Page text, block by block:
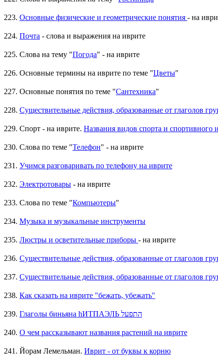
223. Основные физические и геометрические понятия - на
224. Почта - слова и выражения на иврите
225. Слова на тему "Погода" - на иврите
226. Основные термины на иврите по теме "Цветы"
227. Основные понятия по теме "Сантехника"
228.
229. Спорт - на иврите. Названия видов спорта и спортивного
230. Слова по теме "Телефон" - на иврите
231. Учимся разговаривать по телефону на иврите
232. Электротовары - на иврите
233. Слова по теме "Компьютеры"
234. Музыка и музыкальные инструменты
235. Люстры и осветительные приборы - на иврите
236.
237.
238. Как сказать на иврите "бежать, убежать"
239. Глаголы биньяна hИТПАЭЛЬ התפעל
240. О чем рассказывают названия растений на иврите
241. Йорам Лемельман. Иврит - от буквы к корню